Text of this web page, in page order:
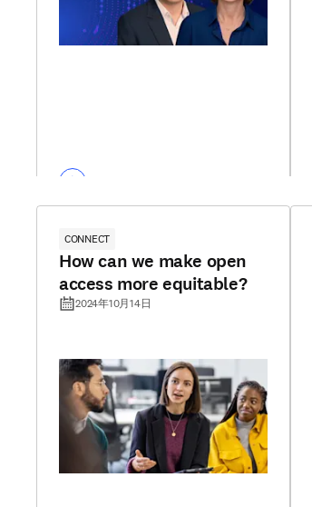
CONNECT
How can we make open
access more equitable?
2024年10月14日